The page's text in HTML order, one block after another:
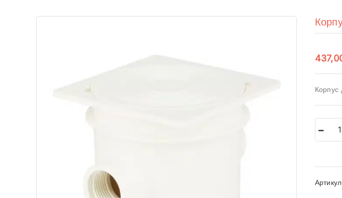
Крижані ванни
Накриття на басейн
Оздоблювальні матеріали
Корпус